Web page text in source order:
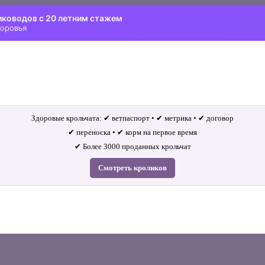
с 20 летним стажем
Здоровые крольчата: ✔ ветпаспорт • ✔ метрика • ✔ договор
✔ переноска • ✔ корм на первое время
✔ Более 3000 проданных крольчат
Смотреть кроликов